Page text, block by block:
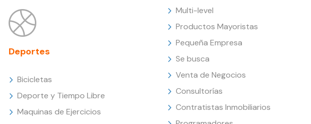
Deportes
Bicicletas
Deporte y Tiempo Libre
Maquinas de Ejercicios
Multi-level
Productos Mayoristas
Pequeña Empresa
Se busca
Venta de Negocios
Consultorías
Contratistas Inmobiliarios